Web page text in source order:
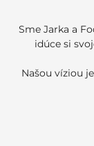
Sme Jarka a
idúce si
Našou víziou